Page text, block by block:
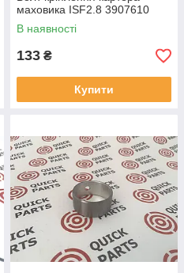
маховика ISF2.8 3907610
В наявності
133 ₴
Купити